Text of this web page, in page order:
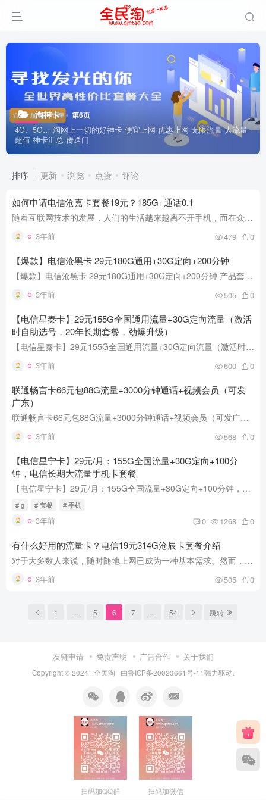
淘神卡 第6页
4G、5G… 淘网上一切的好神卡 便宜上网 优惠上网 无限流量 大流量
超值 神卡汇总 传送门
排序 更新 浏览 点赞 评论
如何申请电信沧嘉卡套餐19元？185G+通话0.1
随着互联网技术的发展，人们的生活越来越离不开手机，而在众多的手机套餐中，电信沧嘉卡套餐19元以其实惠的价格和丰富的流量吸引了许多消费者的关注。那么，如何才能成功申请到这个套餐呢?接下...
3年前 479 0
【爆款】电信沧黑卡 29元180G通用+30G定向+200分钟
【爆款】电信沧黑卡 29元180G通用+30G定向+200分钟 产品套餐：29元180G通用+30G定向+200分钟 原套餐资费：39元/月=5G通用+30G定向 优惠后资费：29元/月=180G通用+30G定向+200分钟 套外：语音0.1...
3年前 505 0
【电信星秦卡】29元155G全国通用流量+30G定向流量（激活
时自助选号，20年长期套餐，劲爆升级）
【电信星秦卡】29元155G全国通用流量+30G定向流量（激活时自助选号，20年长期套餐，劲爆升级） 电信29元星秦卡，每月包含：125G全国通用流量+30G定向流量； 激活时在激活页面自助选号，20年套餐...
3年前 600 0
联通畅言卡66元包88G流量+3000分钟通话+视频会员（可发
广东）
联通畅言卡66元包88G流量+3000分钟通话+视频会员（可发广东） 联通畅言卡 66元每月 包含88G流量+3000分钟通话+视频会员 电销、外卖、快递等通话多的适用 长期套餐，可选号，送一年视频会员，归...
3年前 568 0
【电信星宁卡】29元/月：155G全国流量+30G定向+100分
钟，电信长期大流量手机卡套餐
【电信星宁卡】29元/月：155G全国流量+30G定向+100分钟，电信长期大流量手机卡套餐 电信星宁卡，29元每月包含155G全国通用流量+30G定向流量+100分钟语音； 本套餐号码随机，归属地随机。本套餐...
# g # 套餐 # 手机
3年前 0 1268 0
有什么好用的流量卡？电信19元314G沧辰卡套餐介绍
对于大多数人来说，随时随地上网已成为一种基本需求。然而，高额的流量费用常常让用户望而却步。为了满足用户对流量的需求，电信推出了19元314G沧辰卡套餐，旨在为用户提供更经济实惠的上网选择...
3年前 505 0
1 5 6 7 54 跳转
友链申请 免责声明 广告合作 关于我们
Copyright © 2024 · 全民淘 · 由鲁ICP备20023661号-11强力驱动.
扫码加QQ群 扫码加微信